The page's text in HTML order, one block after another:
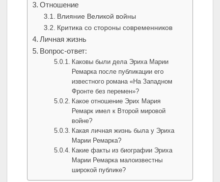
Отношение
Влияние Великой войны
Критика со стороны современников
Личная жизнь
Вопрос-ответ:
Каковы были дела Эриха Марии
Ремарка после публикации его
известного романа «На Западном
Фронте без перемен»?
Какое отношение Эрих Мария
Ремарк имел к Второй мировой
войне?
Какая личная жизнь была у Эриха
Марии Ремарка?
Какие факты из биографии Эриха
Марии Ремарка малоизвестны
широкой публике?